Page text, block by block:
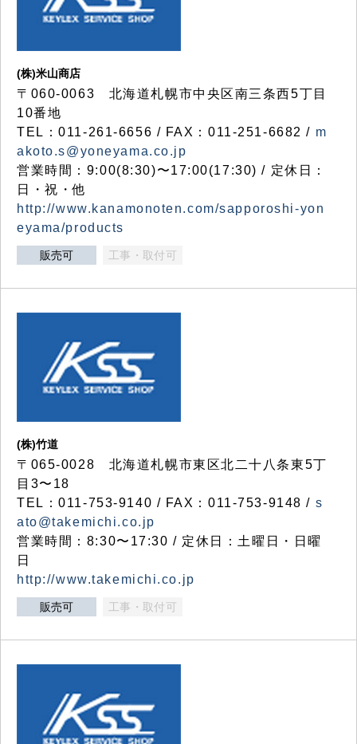
(株)米山商店
〒060-0063 北海道札幌市中央区南三条西5丁目
10番地
TEL：011-261-6656 / FAX：011-251-6682 / m
akoto.s@yoneyama.co.jp
営業時間：9:00(8:30)〜17:00(17:30) / 定休日：
日・祝・他
http://www.kanamonoten.com/sapporoshi-yon
eyama/products
販売可 工事・取付可
(株)竹道
〒065-0028 北海道札幌市東区北二十八条東5丁
目3〜18
TEL：011-753-9140 / FAX：011-753-9148 / s
ato@takemichi.co.jp
営業時間：8:30〜17:30 / 定休日：土曜日・日曜
日
http://www.takemichi.co.jp
販売可 工事・取付可